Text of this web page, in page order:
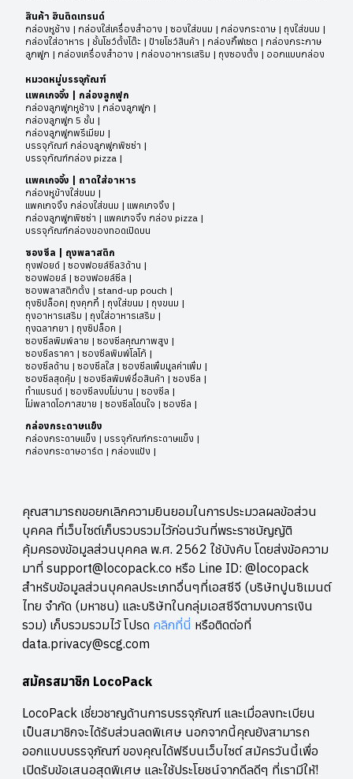
Founder LocoPack แพลตฟอร์มออกแบบและผลิตบรรจุภัณฑ์ เปิดเผย
ที่มาของการก่อตั้ง LocoPack ว่า “การสร้างความมีเอกลักษณ์และการ
จดจำเป็นสิ่งสำคัญของสินค้าในปัจจุบัน ซึ่งบรรจุภัณฑ์ถือเป็นส่วนสำคัญ
ในการสร้างเอกลักษณ์ให้เกิดการจดจำ เป็นการเพิ่มมูลค่าให้กับสินค้า
เหล่านั้น ความท้าทายหนึ่งที่ผู้ประกอบการ SMEs ผู้เริ่มธุรกิจ อีกทั้ง
องค์กรขนาดใหญ่ที่ต้องการออกสินค้าเพื่อทดลองตลาดใหม่ต้องเจอ คือ
การจัดหาและสั่งทำบรรจุภัณฑ์ให้มีลวดลายสีสันเฉพาะภายใต้แบรนด์
สินค้าของตนเอง เดิมทีต้องมีจำนวนผลิตขั้นต่ำที่สูงตามที่โรงงานกำหนด
หากต้องสั่งตามจำนวนขั้นต่ำจะมีปัญหาจากการไม่มีที่จัดเก็บบรรจุภัณฑ์
อีกทั้งผู้ประกอบการเหล่านี้ส่วนใหญ่ไม่มีคนออกแบบ ไม่มีเวลาในการ
ติดต่อประสานงานหรือเปรียบเทียบราคาโรงงาน สุดท้ายจึงใช้การติด
สติ๊กเกอร์บนกล่องสำเร็จรูปแทน สินค้าที่จำหน่ายจึงไม่สามารถดึงดูด
ลูกค้าให้จดจำแบรนด์ได้ ไม่ตอบโจทย์ความต้องการของลูกค้าที่ต้องการมี
บรรจุภัณฑ์ภายใต้แบรนด์สินค้าตนเอง ดังนั้น LocoPack จึงเข้ามาแก้ไข
ปัญหานี้ ด้วยบริการออกแบบและผลิตบรรจุภัณฑ์ตามสั่ง เราต้องการ
สนับสนุนผู้ประกอบให้สามารถออกแบบและผลิตบรรจุภัณฑ์ของตัวเองได้
ง่าย ๆ ผ่านเว็บไซต์ LocoPack โดยเริ่มต้นคำสั่งซื้อได้หลากหลายวัสดุ เริ่ม
ต้นเพียงแค่ 100 ชิ้นเท่านั้น ซึ่งรวมถึงการผลิตบรรจุภัณฑ์สำหรับใช้ใน
วาระพิเศษต่าง ๆ การสั่งผลิตจำนวนจำกัดตามโปรโมชั่น หรือบรรจุภัณฑ์
สินค้าตามฤดูกาลที่มีปริมาณใช้งานไม่มาก ซึ่งจะสามารถช่วยสร้างความ
แตกต่างและเพิ่มมูลค่าให้กับสินค้า สร้างการจดจำแก่ผู้รับได้ในงบที่น้อย
กว่าการสั่งแบบเดิม นอกจากนี้ LocoPack ยังตอบโจทย์โรงงาน โดยการ
เชื่อมโยงโรงงานที่มีกำลังผลิตเข้ามาอยู่ในระบบเพื่อรับงาน เกิดเป็นการ
สร้างรายได้จากการพึ่งพากัน (Sharing Economy) ด้วยการพัฒนา
ระบบดิจิทัลเทคโนโลยี เชื่อมผู้ซื้อและขายเข้าด้วยกัน เราเชื่อว่าบรรจุภัณฑ์
ไม่เพียงแค่ช่วยปกป้องและยืดอายุสินค้า แต่ยังมีบทบาทสำคัญในการ
สร้างเอกลักษณ์และความประทับใจให้กับลูกค้า ซึ่งเป็นการสร้างแบรนด์
และเพิ่มมูลค่าให้กับสินค้าของคุณ” สร้าง “กล่องติดแบรนด์” เพิ่มมูลค่า
สินค้าและยอดขายให้ผู้ประกอบการ LocoPack เริ่มดำเนินงานในปีพ.ศ.
ของประเทศเพิ่มขึ้นอย่างต่อเนื่อง โดยมีอัตราเติบโต 2.1% ต่อปี และพบ
ว่ามีผู้ใช้บริการ LocoPack เพิ่มขึ้น 50% แม้จะอยู่ในช่วงสถานการณ์โค
วิด-19 ก็ตาม เนื่องจากผู้บริโภคจำนวนมากปรับพฤติกรรมและเกิดความ
คุ้นชินกับการสั่งซื้อสินค้าออนไลน์สูงขึ้น ประกอบกับมีผู้ประกอบการราย
ใหม่ในตลาดเพิ่มมากขึ้นด้วย โดยเฉพาะกลุ่มคนปัจจุบันที่ต้องการทำ
แบรนด์ของตัวเอง เน้นเอกลักษณ์ความแตกต่างโดดเด่นสูง จากการ
สัมภาษณ์พบว่า ส่วนใหญ่เข้ามาใช้งานบนแพลตฟอร์ม เพราะประหยัด
เวลา สามารถผลิตได้เท่าที่ต้องการ มีความสะดวก ได้งานรวดเร็ว และมี
โปรแกรมนักออกแบบส่วนตัวช่วยในการออกแบบ แค่มีไฟล์โลโก้อย่าง
เทียบราคาอัตโนมัติ ติดตามขั้นตอนงานผลิตได้ และส่งมอบงานตาม
กำหนด เหมือนมีทีมช่วยผลิตและควบคุมงบประมาณ วางแผนเวลาการ
ทำงานได้ ไม่ว่าสินค้าของคุณจะเป็นประเภทใดก็ตาม ตั้งแต่ อาหาร
สำเร็จรูป อาหารปรุงสุก เครื่องสำอางค์ เสื้อผ้าแฟชั่น ของใช้ กล่อง
ไปรษณีย์ ฯลฯ และงานพิมพ์จะมีขนาดเล็กใหญ่ กล่องต่าง ๆ สติ๊กเกอร์
ปลอก หรือแม้แต่ป้ายราคา LocoPack มีให้เลือกพิมพ์ได้ครบวงจร “เรามี
ยอดการสั่งผลิตบรรจุภัณฑ์จาก 3 กลุ่มหลัก ได้แก่ กลุ่ม SMEs สินค้า
สินค้า ฮินติดเทรนด์
กล่องหูช้าง | กล่องใส่เครื่องสำอาง | ซองใส่ขนม | กล่องกระดาษ | ถุงใส่ขนม |
กล่องใส่อาหาร | ชั้นโชว์ตั้งโต๊ะ | ป้ายโชว์สินค้า | กล่องกิ๊ฟเซต | กล่องกระกาษ
ลูกฟูก | กล่องเครื่องสำอาง | กล่องอาหารเสริม | ถุงซองตั้ง | ออกแบบกล่อง
หมวดหมู่บรรจุภัณฑ์
แพคเกจจิ้ง
กล่องลูกฟูก
กล่องลูกฟูกหูช้าง | กล่องลูกฟูก |
กล่องลูกฟูก 5 ชั้น |
กล่องลูกฟูกพรีเมียม |
บรรจุภัณฑ์ กล่องลูกฟูกพิซซ่า |
บรรจุภัณฑ์กล่อง pizza |
แพคเกจจิ้ง | ถาดใส่อาหาร
กล่องหูข้างใส่ขนม |
แพคเกจจิ้ง กล่องใส่ขนม | แพคเกจจิ้ง |
กล่องลูกฟูกพิซซ่า | แพคเกจจิ้ง กล่อง pizza |
บรรจุภัณฑ์กล่องของทอดเปิดบน
ซองซีล | ถุงพลาสติก
ถุงฟอยด์ | ซองฟอยล์ซีล3ด้าน |
ซองฟอยล์ | ซองฟอยล์ซีล |
ซองพลาสติกตั้ง | stand-up pouch |
ถุงซิปล็อค| ถุงคุกกี้ | ถุงใส่ขนม | ถุงขนม |
ถุงอาหารเสริม | ถุงใส่อาหารเสริม |
ถุงฉลากยา | ถุงซิปล็อค |
ซองซีลพิมพ์ลาย | ซองซีลคุณภาพสูง |
ซองซีลราคา | ซองซีลพิมพ์โลโก้ |
ซองซีลด้าน | ซองซีลใส | ซองซีลเพิ่มมูลค่าเพิ่ม |
ซองซีลสุดคุ้ม | ซองซีลพิมพ์ชื่อสินค้า | ซองซีล |
ทำแบรนด์ | ซองซีลงบไม่บาน | ซองซีล |
ไม่พลาดโอกาสขาย | ซองซีลโดนใจ | ซองซีล |
กล่องกระดาษแข็ง
กล่องกระดาษแข็ง | บรรจุภัณฑ์กระดาษแข็ง |
กล่องกระดาษอาร์ต | กล่องแป้ง |
คุณสามารถขอยกเลิกความยินยอมในการประมวลผลข้อส่วน
บุคคล ที่เว็บไซต์เก็บรวบรวมไว้ก่อนวันที่พระราชบัญญัติ
คุ้มครองข้อมูลส่วนบุคคล พ.ศ. 2562 ใช้บังคับ โดยส่งข้อความ
มาที่ support@locopack.co หรือ Line ID: @locopack
สำหรับข้อมูลส่วนบุคคลประเภทอื่นๆที่เอสซีจี (บริษัทปูนซิเมนต์
ไทย จำกัด (มหาชน) และบริษัทในกลุ่มเอสซีจีตามงบการเงิน
รวม) เก็บรวมรวมไว้ โปรด คลิกที่นี่ หรือติดต่อที่
data.privacy@scg.com
สมัครสมาชิก LocoPack
LocoPack เชี่ยวชาญด้านการบรรจุภัณฑ์ และเมื่อลงทะเบียน
เป็นสมาชิกจะได้รับส่วนลดพิเศษ นอกจากนี้คุณยังสามารถ
ออกแบบบรรจุภัณฑ์ ของคุณได้ฟรีบนเว็บไซต์ สมัครวันนี้เพื่อ
เปิดรับข้อเสนอสุดพิเศษ และใช้ประโยชน์จากดีลดีๆ ที่เรามีให้!